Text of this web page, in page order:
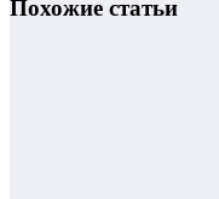
Похожие статьи